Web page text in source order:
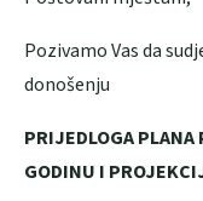
Pozivamo Vas da
donošenju
PRIJEDLOGA PLANA
GODINU I